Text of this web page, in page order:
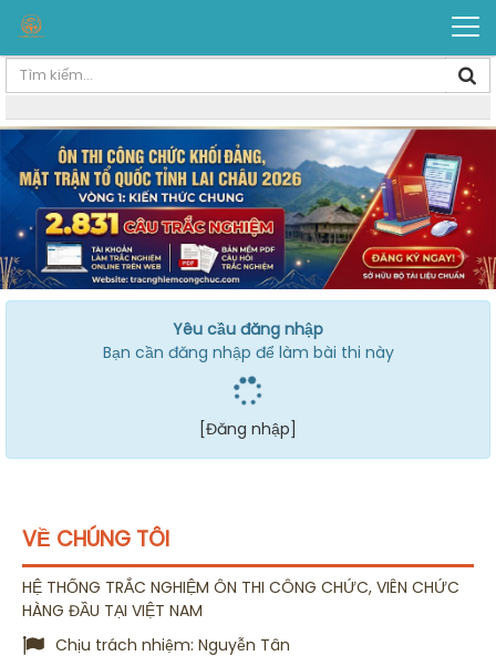
Yêu cầu đăng nhập
Bạn cần đăng nhập để làm bài thi này
[Đăng nhập]
VỀ CHÚNG TÔI
HỆ THỐNG TRẮC NGHIỆM ÔN THI CÔNG CHỨC, VIÊN CHỨC
HÀNG ĐẦU TẠI VIỆT NAM
Chịu trách nhiệm: Nguyễn Tân